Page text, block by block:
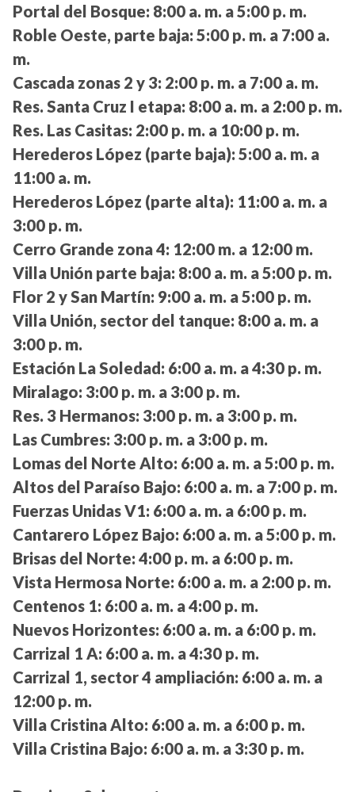
Portal del Bosque: 8:00 a. m. a 5:00 p. m.
Roble Oeste, parte baja: 5:00 p. m. a 7:00 a.
m.
Cascada zonas 2 y 3: 2:00 p. m. a 7:00 a. m.
Res. Santa Cruz I etapa: 8:00 a. m. a 2:00 p. m.
Res. Las Casitas: 2:00 p. m. a 10:00 p. m.
Herederos López (parte baja): 5:00 a. m. a
11:00 a. m.
Herederos López (parte alta): 11:00 a. m. a
3:00 p. m.
Cerro Grande zona 4: 12:00 m. a 12:00 m.
Villa Unión parte baja: 8:00 a. m. a 5:00 p. m.
Flor 2 y San Martín: 9:00 a. m. a 5:00 p. m.
Villa Unión, sector del tanque: 8:00 a. m. a
3:00 p. m.
Estación La Soledad: 6:00 a. m. a 4:30 p. m.
Miralago: 3:00 p. m. a 3:00 p. m.
Res. 3 Hermanos: 3:00 p. m. a 3:00 p. m.
Las Cumbres: 3:00 p. m. a 3:00 p. m.
Lomas del Norte Alto: 6:00 a. m. a 5:00 p. m.
Altos del Paraíso Bajo: 6:00 a. m. a 7:00 p. m.
Fuerzas Unidas V1: 6:00 a. m. a 6:00 p. m.
Cantarero López Bajo: 6:00 a. m. a 5:00 p. m.
Brisas del Norte: 4:00 p. m. a 6:00 p. m.
Vista Hermosa Norte: 6:00 a. m. a 2:00 p. m.
Centenos 1: 6:00 a. m. a 4:00 p. m.
Nuevos Horizontes: 6:00 a. m. a 6:00 p. m.
Carrizal 1 A: 6:00 a. m. a 4:30 p. m.
Carrizal 1, sector 4 ampliación: 6:00 a. m. a
12:00 p. m.
Villa Cristina Alto: 6:00 a. m. a 6:00 p. m.
Villa Cristina Bajo: 6:00 a. m. a 3:30 p. m.